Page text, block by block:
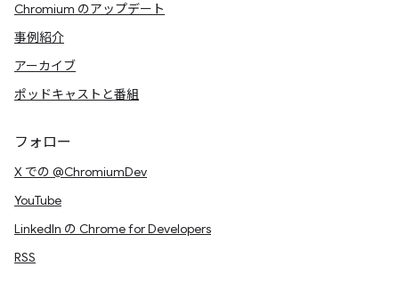
Chromium のアップデート
事例紹介
アーカイブ
ポッドキャストと番組
フォロー
X での @ChromiumDev
YouTube
LinkedIn の Chrome for Developers
RSS